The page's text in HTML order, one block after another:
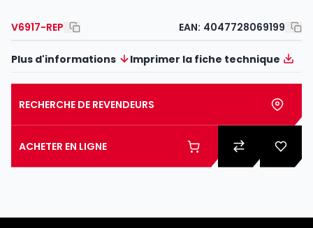
V6917-REP EAN: 4047728069199
Plus d'informations Imprimer la fiche technique
RECHERCHE DE REVENDEURS
ACHETER EN LIGNE